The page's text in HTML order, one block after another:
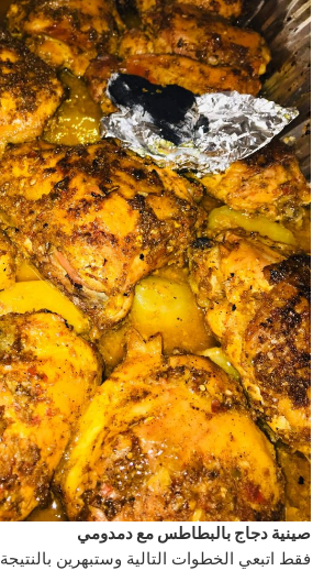
صينية دجاج بالبطاطس مع دمدومي
فقط اتبعي الخطوات التالية وستبهرين بالنتيجة